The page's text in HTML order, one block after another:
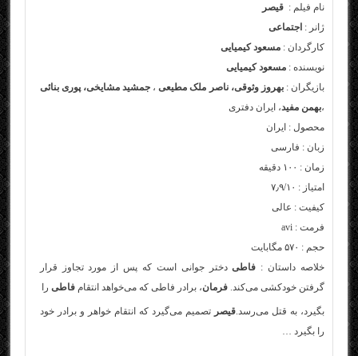
نام فیلم :قیصر
ژانر : اجتماعی
کارگردان :مسعود کیمیایی
نویسنده :مسعود کیمیایی
بازیگران :بهروز وثوقی، ناصر ملک مطیعی، جمشید مشایخی، پوری بنائی
،بهمن مفید، ایران دفتری
محصول : ایران
زبان : فارسی
زمان : ۱۰۰ دقیقه
امتیاز : ۷٫۹/۱۰
کیفیت : عالی
فرمت : avi
حجم : ۵۷۰ مگابایت
خلاصه داستان : فاطیدختر جوانی است که پس از مورد تجاوز قرار
گرفتن خودکشی می‌کند.فرمان، برادر فاطی که می‌خواهد انتقامفاطی را
بگیرد، به قتل می‌رسد.قیصر تصمیم می‌گیرد که انتقام خواهر و برادر خود
را بگیرد …